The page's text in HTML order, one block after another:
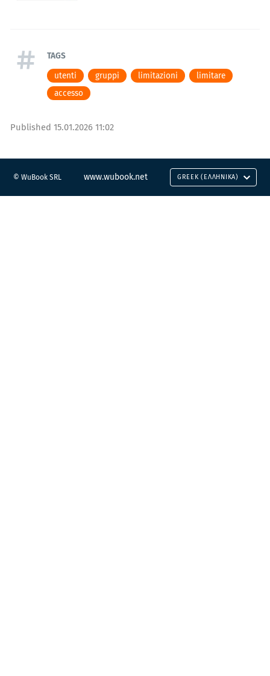
TAGS
utenti
gruppi limitazioni
limitare
accesso
Published 15.01.2026 11:02
© WuBook SRL www.wubook.net GREEK (ΕΛΛΗΝΙΚΆ)